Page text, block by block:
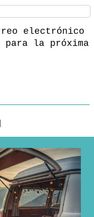
electrónico
para la próxima